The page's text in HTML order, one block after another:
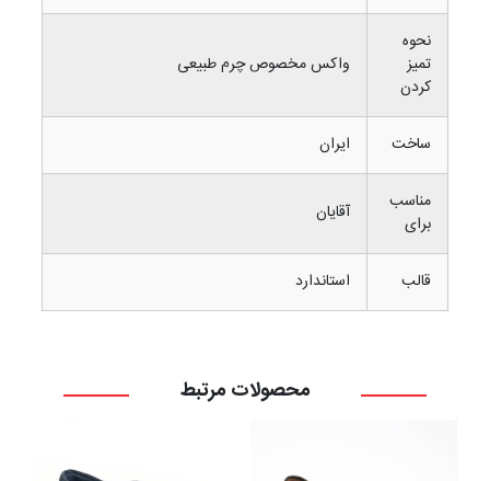
نحوه
تمیز
کردن
واکس مخصوص چرم طبیعی
ساخت ایران
مناسب
برای
آقایان
قالب استاندارد
محصولات مرتبط